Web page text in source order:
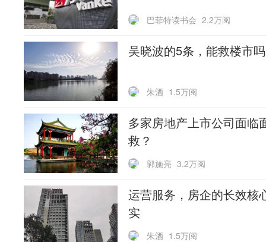
巴菲特读书会 2.2万阅
吴晓波的5条，能救楼市
朱酒 1.5万阅
多家房地产上市公司面临
救？
郭施亮 3.2万阅
运营服务，房企的长效
实
朱酒 1.5万阅